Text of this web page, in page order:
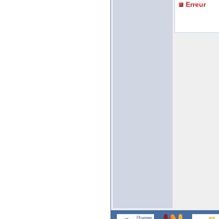
Erreur